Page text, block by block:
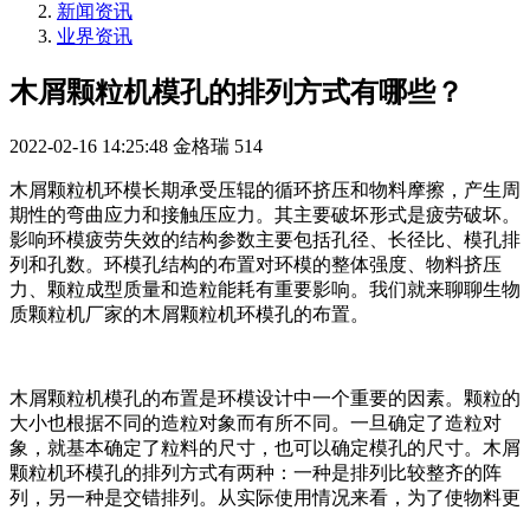
新闻资讯
业界资讯
木屑颗粒机模孔的排列方式有哪些？
2022-02-16 14:25:48 金格瑞 514
木屑颗粒机环模长期承受压辊的循环挤压和物料摩擦，产生周
期性的弯曲应力和接触压应力。其主要破坏形式是疲劳破坏。
影响环模疲劳失效的结构参数主要包括孔径、长径比、模孔排
列和孔数。环模孔结构的布置对环模的整体强度、物料挤压
力、颗粒成型质量和造粒能耗有重要影响。我们就来聊聊生物
质颗粒机厂家的木屑颗粒机环模孔的布置。
木屑颗粒机模孔的布置是环模设计中一个重要的因素。颗粒的
大小也根据不同的造粒对象而有所不同。一旦确定了造粒对
象，就基本确定了粒料的尺寸，也可以确定模孔的尺寸。木屑
颗粒机环模孔的排列方式有两种：一种是排列比较整齐的阵
列，另一种是交错排列。从实际使用情况来看，为了使物料更